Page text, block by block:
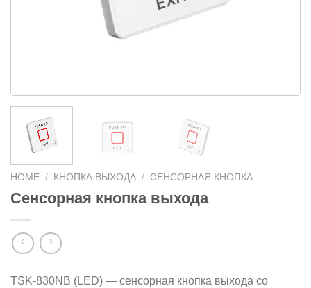
HOME / КНОПКА ВЫХОДА / СЕНСОРНАЯ КНОПКА
Сенсорная кнопка выхода
TSK-830NB (LED) — сенсорная кнопка выхода со